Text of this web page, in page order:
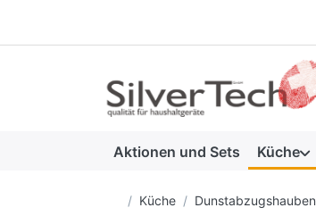
Aktionen und Sets Küche
Startseite
Küche Dunstabzugshauben